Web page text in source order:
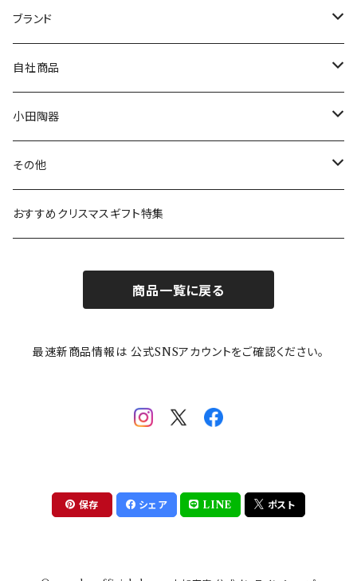
マグ＆カップ
プレート
ボウル
ガラスウェア
カトラリー
ムーミン
80th記念アイテム
リトルミイの日記念アイテム
MOOMIN ANIMATION
スヌーピー
ピーターラビット
ポケットモンスター
mofusand（モフサンド）
mofsand×日比谷花壇
ちびまる子ちゃんandクレヨンしんちゃん
ブランド
LA AMYS(エミーズ)
LISA LARSON(リサラーソン)
LAURA ASHLEY(ローラ アシュレイ)
Finlayson(フィンレイソン)
HANAE MORI(ハナエモリ)
THE BEATLES(ザ・ビートルズ)
【山加商店×yaeko】migratory bird
自社商品
ねこ企画
Cecera(セセラ)
CELEC(セレック)
隅切り重箱
HAPPY DINING(ハッピーダイニング)
小田陶器
さざなみ
吉祥
メイメイウェア
SoSo(ソソ）
その他
リサイクル食器
おすすめクリスマスギフト特集
商品一覧に戻る
最速新商品情報は 公式SNSアカウントをご確認ください。
保存 シェア LINE ポスト